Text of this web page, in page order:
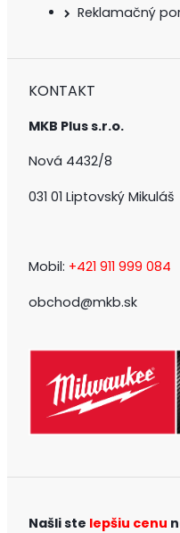
Reklamačný
KONTAKT
MKB Plus s.r.o.
Nová 4432/8
031 01 Liptovský Mikuláš
Mobil: +421 911 999 084
obchod@mkb.sk
Našli ste lepšiu cenu